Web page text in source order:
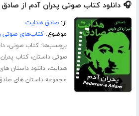
🎧 دانلود کتاب صوتی پدران آدم از
از:صادق هدایت
موضوع:کتاب‌های صوتی
برچسب‌ها:کتاب صوتی،
صوتی داستان،کتاب
هدایت،دانلود داستان
مجموعه داستان های